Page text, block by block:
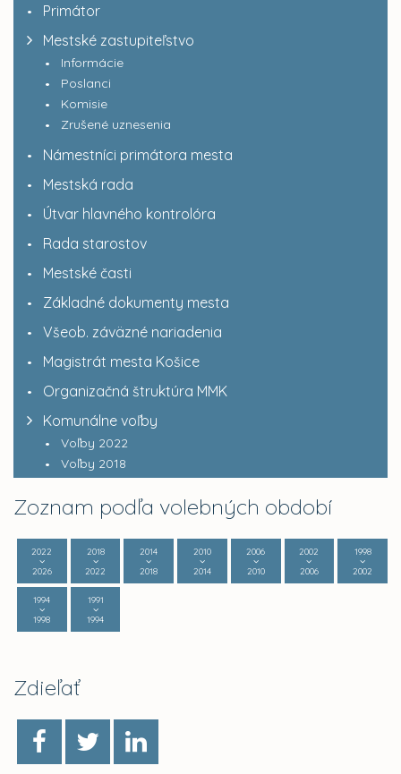
Primátor
Mestské zastupiteľstvo
Informácie
Poslanci
Komisie
Zrušené uznesenia
Námestníci primátora mesta
Mestská rada
Útvar hlavného kontrolóra
Rada starostov
Mestské časti
Základné dokumenty mesta
Všeob. záväzné nariadenia
Magistrát mesta Košice
Organizačná štruktúra MMK
Komunálne voľby
Voľby 2022
Voľby 2018
Zoznam podľa volebných období
2022
2026
2018
2022
2014
2018
2010
2014
2006
2010
2002
2006
1998
2002
1994
1998
1991
1994
Zdieľať